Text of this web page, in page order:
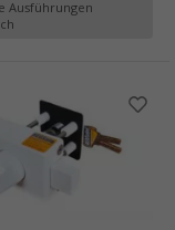
Ausführungen